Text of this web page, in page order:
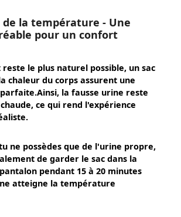
la température - Une
pour un confort
le plus naturel possible, un sac
chaleur du corps assurent une
la fausse urine reste
ce qui rend l'expérience
ne possèdes que de l'urine propre,
de garder le sac dans la
pendant 15 à 20 minutes
atteigne la température